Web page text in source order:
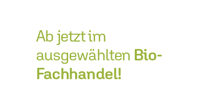
Ab jetzt im
ausgewählten Bio-
Fachhandel!